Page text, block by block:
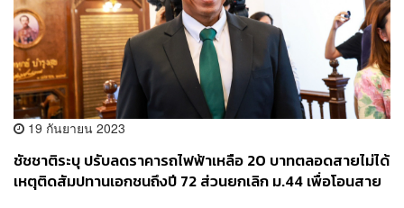
19 กันยายน 2023
ชัชชาติระบุ ปรับลดราคารถไฟฟ้าเหลือ 20 บาทตลอดสายไม่ได้
เหตุติดสัมปทานเอกชนถึงปี 72 ส่วนยกเลิก ม.44 เพื่อโอนสาย